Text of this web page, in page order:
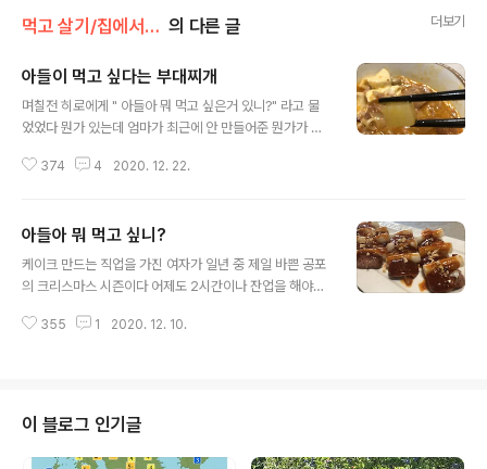
먹고 살기/집에서 먹기 의 다른 글 더보기
아들이 먹고 싶다는 부대찌개
며칠전 히로에게 " 아들아 뭐 먹고 싶은거 있니?" 라고 물
었었다 뭔가 있는데 엄마가 최근에 안 만들어준 뭔가가 있
네 아냐 분명 뭔가가 있어 삼계탕이랑 닭강정은 며칠전에
줄수 없을것 같아 지난주 부터 먹고 싶은것 있음 말하라고
그럼 만들어 두겠다고 하며 삼계탕에 닭강정에 크림슈트
비퓨스튜 카레 ... 이런것들을 만들었었다 이런 음식의 특징
가 없어도 알아서 챙겨 먹기 편하다 근데 예전에 내가 잘 만
374 4 2020. 12. 22.
아들아 뭐 먹고 싶니?
케이크 만드는 직업을 가진 여자가 일년 중 제일 바쁜 공포
의 크리스마스 시즌이다 어제도 2시간이나 잔업을 해야만
유중 하나이다 그리고 수요일 오늘은 원래는 출근이었는데
되지만 .... 어쨌든 오늘은 된다 그래서 좋다 ㅎㅎㅎ 요즘 워
낙 바쁘다 보니 끼니 챙기는 것도 일이다 주 메뉴는 카레랑
비프슈트랑 인삼넣고 대추넣고 마늘넣고 삼계탕 비슷하게
355 1 2020. 12. 10.
이 블로그 인기글